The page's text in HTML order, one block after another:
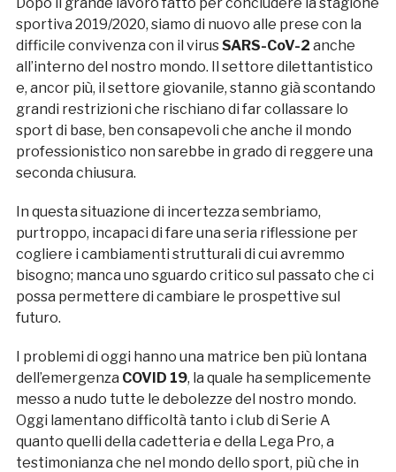
sportiva 2019/2020, siamo di nuovo alle prese con la
difficile convivenza con il virusSARS-CoV-2 anche
all’interno del nostro mondo. Il settore dilettantistico
e, ancor più, il settore giovanile, stanno già scontando
grandi restrizioni che rischiano di far collassare lo
sport di base, ben consapevoli che anche il mondo
professionistico non sarebbe in grado di reggere una
seconda chiusura.
In questa situazione di incertezza sembriamo,
purtroppo, incapaci di fare una seria riflessione per
cogliere i cambiamenti strutturali di cui avremmo
bisogno; manca uno sguardo critico sul passato che ci
possa permettere di cambiare le prospettive sul
futuro.
I problemi di oggi hanno una matrice ben più lontana
dell’emergenza COVID 19, la quale ha semplicemente
messo a nudo tutte le debolezze del nostro mondo.
Oggi lamentano difficoltà tanto i club di Serie A
quanto quelli della cadetteria e della Lega Pro, a
testimonianza che nel mondo dello sport, più che in